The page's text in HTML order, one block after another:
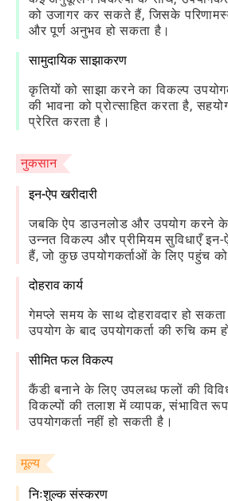
को उजागर कर सकते हैं, जिसके
और पूर्ण अनुभव हो सकता है।
सामुदायिक साझाकरण
कृतियों को साझा करने का विकल्प
की भावना को प्रोत्साहित करता है,
प्रेरित करता है।
नुकसान
इन-ऐप खरीदारी
जबकि ऐप डाउनलोड और उपयोग करने
उन्नत विकल्प और प्रीमियम सुविधाएँ इन-
हैं, जो कुछ उपयोगकर्ताओं के लिए पहुंच
दोहराव कार्य
गेमप्ले समय के साथ दोहरावदार हो
उपयोग के बाद उपयोगकर्ता की रुचि कम
सीमित फल विकल्प
कैंडी बनाने के लिए उपलब्ध फलों की
विकल्पों की तलाश में व्यापक, संभावित
उपयोगकर्ता नहीं हो सकती है।
मूल्य
निःशुल्क संस्करण